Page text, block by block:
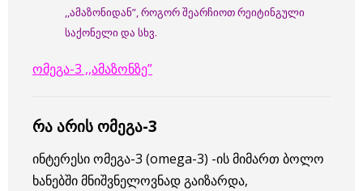
,,ამაზონიდან”, როგორ შეარჩიოთ რეიტინგული
საქონელი და სხვ.
ომეგა-3 ,,ამაზონზე”
რა არის ომეგა-3
ინტერესი ომეგა-3 (omega-3) -ის მიმართ ბოლო
ხანებში მნიშვნელოვნად გაიზარდა,